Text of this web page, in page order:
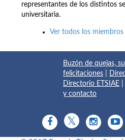
representantes de los distintos
universitaria.
Ver todos los miembros
Buzón de quejas,
felicitaciones
Directorio ETSIAE
y contacto